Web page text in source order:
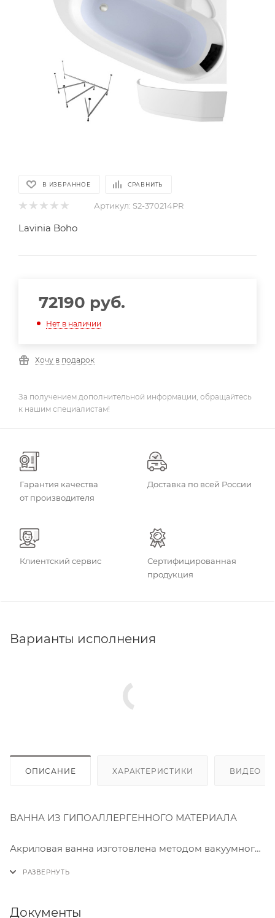
В ИЗБРАННОЕ СРАВНИТЬ
Артикул: S2-370214PR
Lavinia Boho
72190 руб.
Нет в наличии
Хочу в подарок
За получением дополнительной информации, обращайтесь
к нашим специалистам!
Гарантия качества
от производителя
Доставка по всей России
Клиентский сервис
Сертифицированная
продукция
Варианты исполнения
ОПИСАНИЕ ХАРАКТЕРИСТИКИ ВИДЕО
ВАННА ИЗ ГИПОАЛЛЕРГЕННОГО МАТЕРИАЛА
Акриловая ванна изготовлена методом вакуумного
прочность и долговечность. Приятная на ощупь,
Документы